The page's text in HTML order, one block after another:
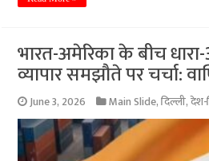
भारत-अमेरिका के बीच
व्यापार समझौते पर चर्चा:
June 3, 2026 Main Slide,दिल्ली,देश-